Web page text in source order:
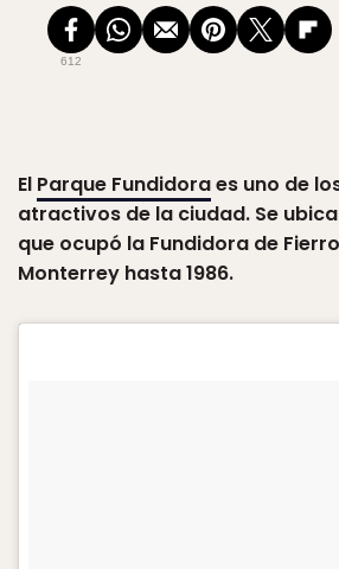
612
El Parque Fundidoraes uno de
atractivos de la ciudad. Se
que ocupó la Fundidora de
Monterrey hasta 1986.